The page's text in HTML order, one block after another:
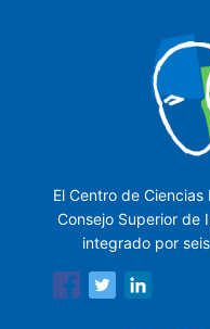
El Centro de
Consejo Superior de
integrado por